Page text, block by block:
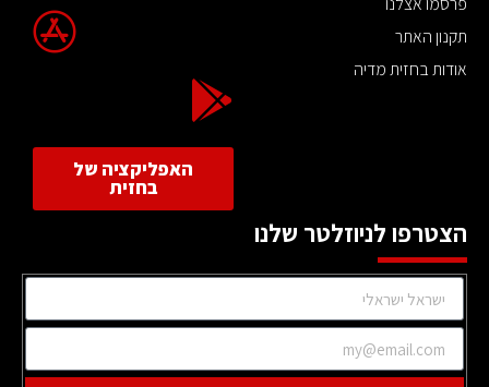
תקנון האתר
אודות בחזית מדיה
האפליקציה של
בחזית
הצטרפו לניוזלטר שלנו